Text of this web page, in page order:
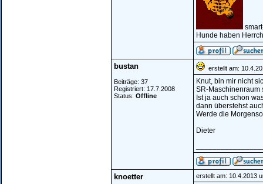
Hunde haben
bustan
Beiträge: 37
Registriert: 17.7.2008
Status: Offline
erstellt am:
Knut, bin mir nicht
SR-Maschinenraum
Ist ja auch schon
dann überstehst
Werde die
Dieter
knoetter erstellt am: 10.4.2013